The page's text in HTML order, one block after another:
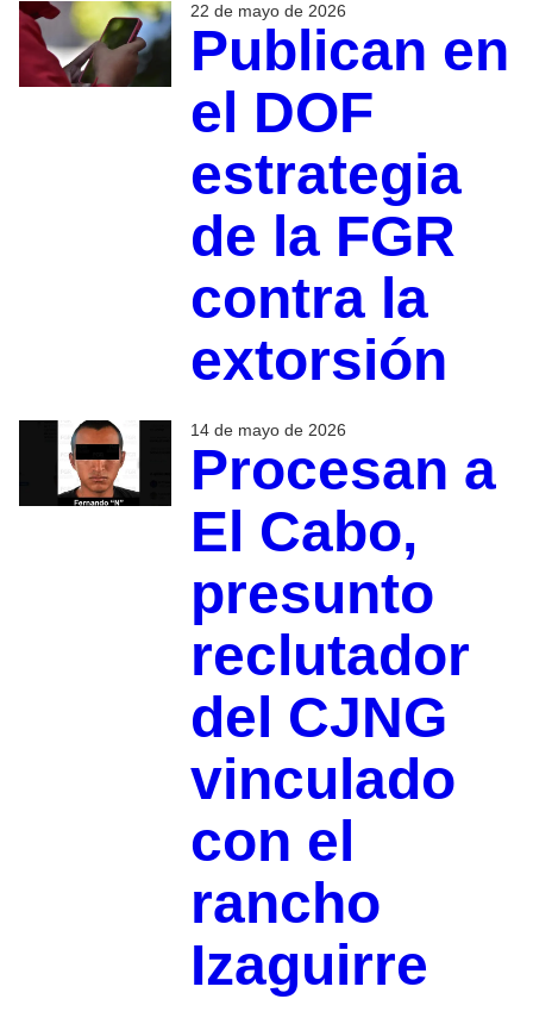
22 de mayo de 2026
Publican en
el DOF
estrategia
de la FGR
contra la
extorsión
14 de mayo de 2026
Procesan a
El Cabo,
presunto
reclutador
del CJNG
vinculado
con el
rancho
Izaguirre